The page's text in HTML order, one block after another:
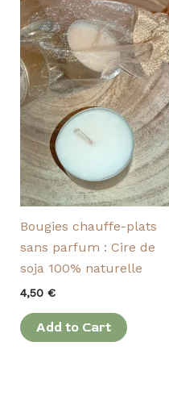
Bougies chauffe-plats
sans parfum : Cire de
soja 100% naturelle
4,50 €
Add to Cart